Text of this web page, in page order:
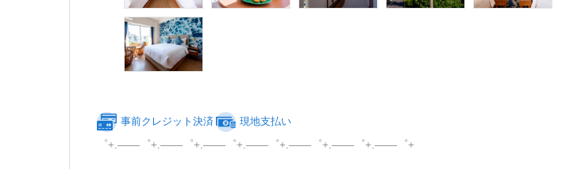
事前クレジット決済 現地支払い
゜+.――゜+.――゜+.――゜+.――゜+.――゜+.――゜+.――゜+